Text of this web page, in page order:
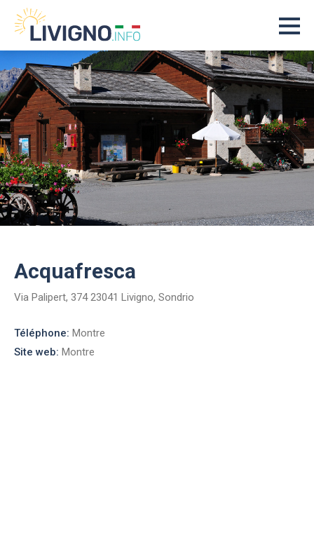
Acquafresca
Via Palipert, 374 23041 Livigno, Sondrio
Téléphone: Montre
Site web: Montre